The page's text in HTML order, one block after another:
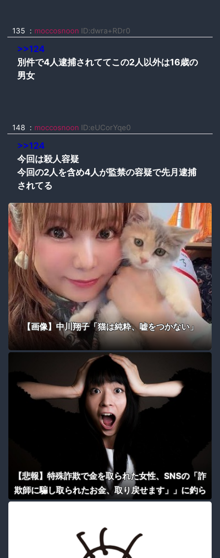
135 ： moccosnoon ID:dwra+RDr0
>>124
別件で4人逮捕されててこの2人以外は16歳の
男女
148 ： moccosnoon ID:eUCorYqe0
>>124
今回は殺人容疑
今回の2人を含め4人が監禁の容疑で先月逮捕
されてる
【画像】中川翔子「猫は純粋、嘘をつかない」
【悲報】特殊詐欺で金を取られた女性、SNSの「詐
欺師に騙し取られたお金、取り戻せます」」に釣ら
れさらに240万円失うｗｗｗｗ